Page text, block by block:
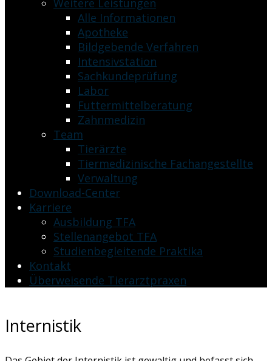
Weitere Leistungen
Alle Informationen
Apotheke
Bildgebende Verfahren
Intensivstation
Sachkundeprüfung
Labor
Futtermittelberatung
Zahnmedizin
Team
Tierärzte
Tiermedizinische Fachangestellte
Verwaltung
Download-Center
Karriere
Ausbildung TFA
Stellenangebot TFA
Studienbegleitende Praktika
Kontakt
Überweisende Tierarztpraxen
Internistik